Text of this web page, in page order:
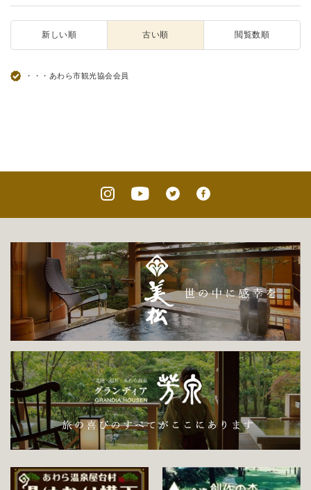
新しい順 古い順 閲覧数順
・・・あわら市観光協会会員